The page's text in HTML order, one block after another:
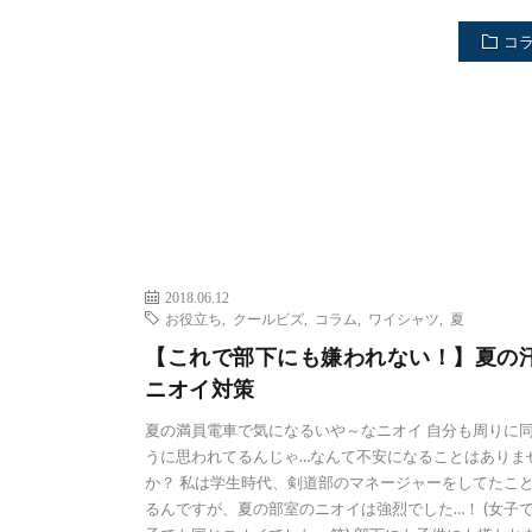
コ
2018.06.12
お役立ち
クールビズ コラム ワイシャツ 夏
【これで部下にも嫌われない！】夏の
ニオイ対策
夏の満員電車で気になるいや～なニオイ 自分も周りに
うに思われてるんじゃ…なんて不安になることはありま
か？ 私は学生時代、剣道部のマネージャーをしてたこ
るんですが、夏の部室のニオイは強烈でした…！ (女子